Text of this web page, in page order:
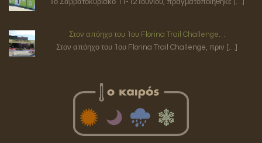
Στον απόηχο του 1ου Florina Trail Challenge…
Στον απόηχο του 1ου Florina Trail Challenge, πριν […]